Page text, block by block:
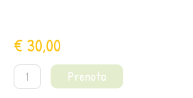
€ 30,00
Prenota